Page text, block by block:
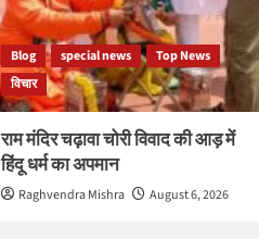
Blog special news
Top News
विचार
राम मंदिर चढ़ावा चोरी विवाद की आड़ में
हिंदू धर्म का अपमान
Raghvendra Mishra August 6, 2026